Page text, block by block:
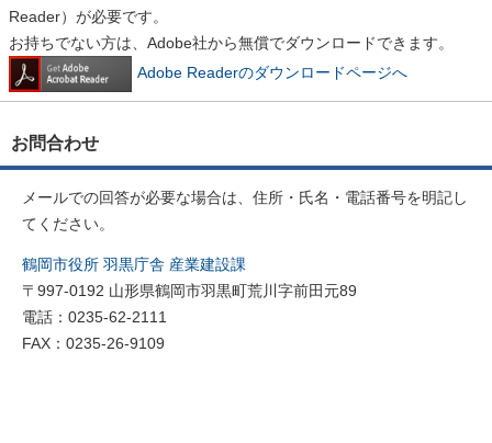
Reader）が必要です。
お持ちでない方は、Adobe社から無償でダウンロードできます。
Adobe Readerのダウンロードページへ
お問合わせ
メールでの回答が必要な場合は、住所・氏名・電話番号を明記し
てください。
鶴岡市役所 羽黒庁舎 産業建設課
〒997-0192 山形県鶴岡市羽黒町荒川字前田元89
電話：0235-62-2111
FAX：0235-26-9109